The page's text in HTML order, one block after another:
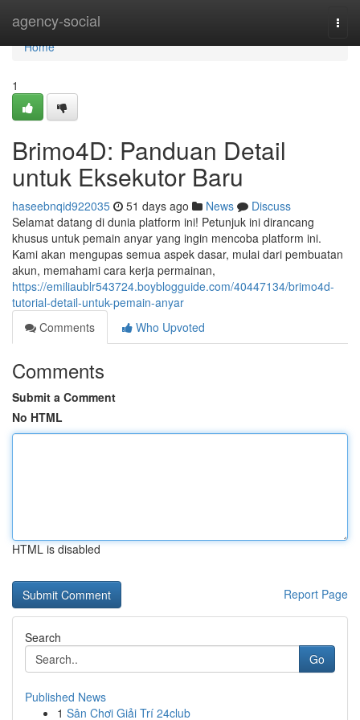
agency-social
Home
Home
1
Brimo4D: Panduan Detail
untuk Eksekutor Baru
haseebnqid922035 51 days ago News
Discuss
Selamat datang di dunia platform ini! Petunjuk ini dirancang
khusus untuk pemain anyar yang ingin mencoba platform ini.
Kami akan mengupas semua aspek dasar, mulai dari pembuatan
akun, memahami cara kerja permainan,
https://emiliaublr543724.boyblogguide.com/40447134/brimo4d-
tutorial-detail-untuk-pemain-anyar
Comments
Who Upvoted
Comments
Submit a Comment
No HTML
HTML is disabled
Report Page
Search
Go
Published News
1 Sân Chơi Giải Trí 24club